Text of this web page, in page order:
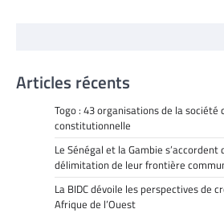
Articles récents
Togo : 43 organisations de la
constitutionnelle
Le Sénégal et la Gambie
délimitation de leur frontière
La BIDC dévoile les perspectives de
Afrique de l’Ouest